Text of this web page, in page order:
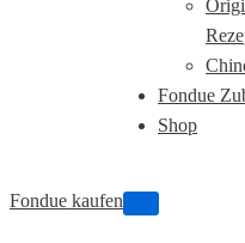
Fondue
Shop
Fondue kaufen
Navigations-